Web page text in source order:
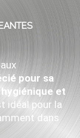
pour sa
et
idéal pour la
dans